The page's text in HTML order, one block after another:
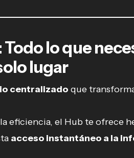
lo que
lugar
centralizado que
eficiencia, el Hub te ofrece
acceso instantáneo a la